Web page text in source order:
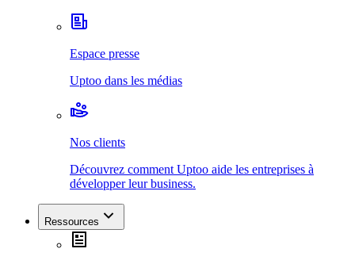
Espace presse
Uptoo dans les médias
Nos clients
Découvrez comment Uptoo aide les entreprises à
développer leur business.
Ressources